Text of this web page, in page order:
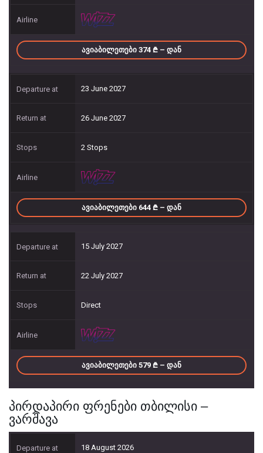
ᲐᲕᲘᲐᲑᲘᲚᲔᲗᲔᲑᲘ 374 – ᲓᲐᲜ
23 June 2027
26 June 2027
2 Stops
ᲐᲕᲘᲐᲑᲘᲚᲔᲗᲔᲑᲘ 644 – ᲓᲐᲜ
15 July 2027
22 July 2027
Direct
ᲐᲕᲘᲐᲑᲘᲚᲔᲗᲔᲑᲘ 579 – ᲓᲐᲜ
პირდაპირი ფრენები თბილისი –
ვარშავა
18 August 2026